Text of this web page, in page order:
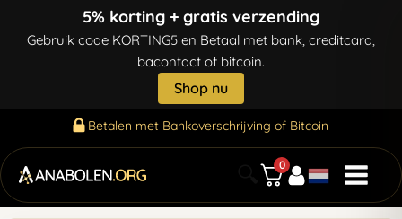
5% korting + gratis verzending
Gebruik code KORTING5 en Betaal met bank, creditcard,
bacontact of bitcoin.
Shop nu
Betalen met Bankoverschrijving of Bitcoin
0